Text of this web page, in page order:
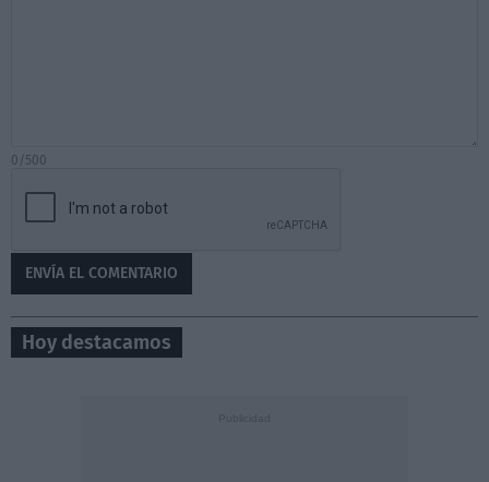
0/500
Hoy destacamos